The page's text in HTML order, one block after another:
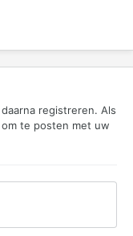
registreren. Als
om te posten met uw